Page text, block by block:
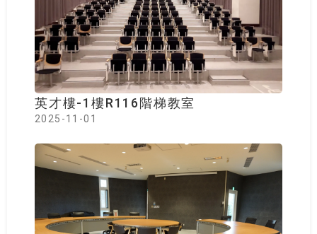
英才樓-1樓R116階梯教室
2025-11-01